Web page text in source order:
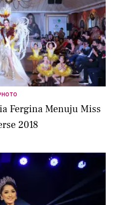
Fergina Menuju Miss
2018